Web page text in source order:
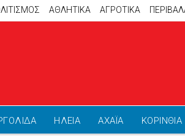
ΑΘΛΗΤΙΚΆ ΑΓΡΟΤΙΚΑ
ΗΛΕΙΑ ΑΧΑΪΑ ΚΟΡΙΝΘΙΑ